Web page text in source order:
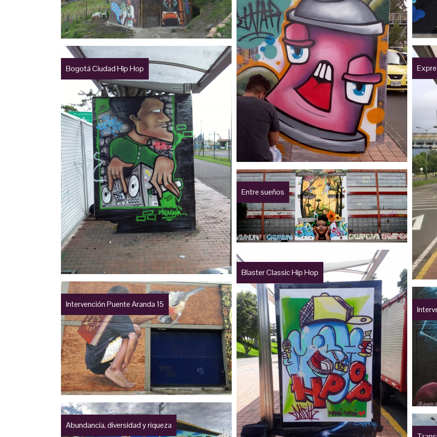
Bogotá Ciudad Hip Hop
Entre sueños
Blaster Classic Hip Hop
Intervención Puente Aranda 15
Abundancia, diversidad y riqueza